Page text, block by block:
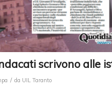
scrivono alle
/ da UIL Taranto